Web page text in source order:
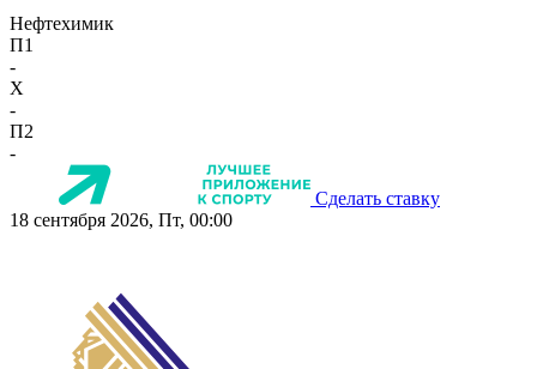
Нефтехимик
П1
-
X
-
П2
-
Сделать ставку
18 сентября 2026, Пт, 00:00